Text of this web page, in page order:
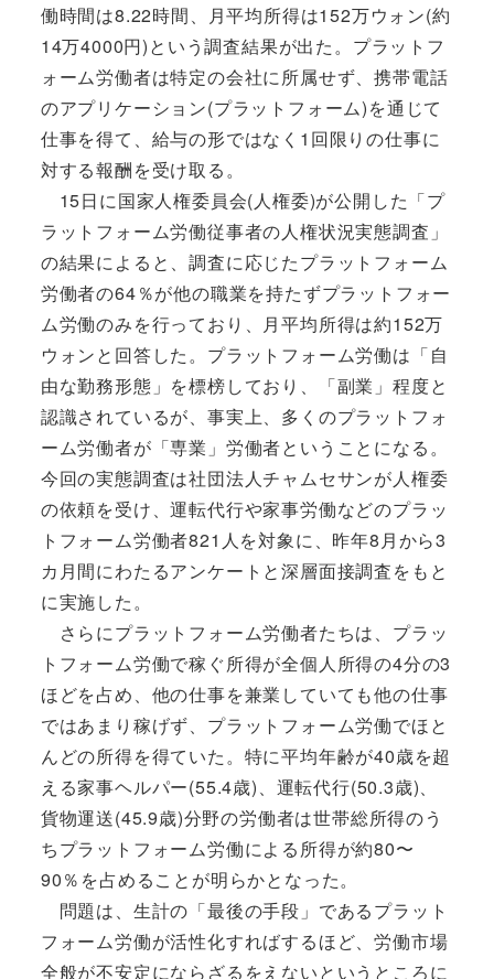
働時間は8.22時間、月平均所得は152万ウォン(約
14万4000円)という調査結果が出た。プラットフ
ォーム労働者は特定の会社に所属せず、携帯電話
のアプリケーション(プラットフォーム)を通じて
仕事を得て、給与の形ではなく1回限りの仕事に
対する報酬を受け取る。
15日に国家人権委員会(人権委)が公開した「プ
ラットフォーム労働従事者の人権状況実態調査」
の結果によると、調査に応じたプラットフォーム
労働者の64％が他の職業を持たずプラットフォー
ム労働のみを行っており、月平均所得は約152万
ウォンと回答した。プラットフォーム労働は「自
由な勤務形態」を標榜しており、「副業」程度と
認識されているが、事実上、多くのプラットフォ
ーム労働者が「専業」労働者ということになる。
今回の実態調査は社団法人チャムセサンが人権委
の依頼を受け、運転代行や家事労働などのプラッ
トフォーム労働者821人を対象に、昨年8月から3
カ月間にわたるアンケートと深層面接調査をもと
に実施した。
さらにプラットフォーム労働者たちは、プラッ
トフォーム労働で稼ぐ所得が全個人所得の4分の3
ほどを占め、他の仕事を兼業していても他の仕事
ではあまり稼げず、プラットフォーム労働でほと
んどの所得を得ていた。特に平均年齢が40歳を超
える家事ヘルパー(55.4歳)、運転代行(50.3歳)、
貨物運送(45.9歳)分野の労働者は世帯総所得のう
ちプラットフォーム労働による所得が約80〜
90％を占めることが明らかとなった。
問題は、生計の「最後の手段」であるプラット
フォーム労働が活性化すればするほど、労働市場
全般が不安定にならざるをえないというところに